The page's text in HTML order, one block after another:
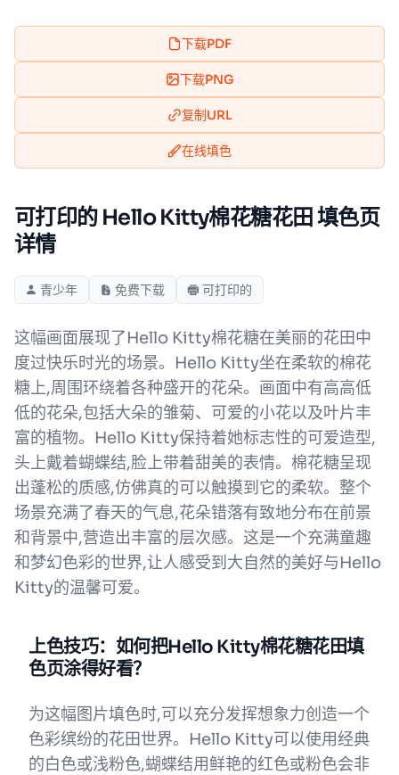
下载PDF
下载PNG
复制URL
在线填色
可打印的 Hello Kitty棉花糖花田 填色页
详情
青少年 免费下载 可打印的
这幅画面展现了Hello Kitty棉花糖在美丽的花田中
度过快乐时光的场景。Hello Kitty坐在柔软的棉花
糖上,周围环绕着各种盛开的花朵。画面中有高高低
低的花朵,包括大朵的雏菊、可爱的小花以及叶片丰
富的植物。Hello Kitty保持着她标志性的可爱造型,
头上戴着蝴蝶结,脸上带着甜美的表情。棉花糖呈现
出蓬松的质感,仿佛真的可以触摸到它的柔软。整个
场景充满了春天的气息,花朵错落有致地分布在前景
和背景中,营造出丰富的层次感。这是一个充满童趣
和梦幻色彩的世界,让人感受到大自然的美好与Hello
Kitty的温馨可爱。
上色技巧：如何把Hello Kitty棉花糖花田填
色页涂得好看？
为这幅图片填色时,可以充分发挥想象力创造一个
色彩缤纷的花田世界。Hello Kitty可以使用经典
的白色或浅粉色,蝴蝶结用鲜艳的红色或粉色会非